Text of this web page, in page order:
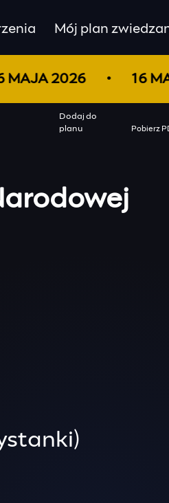
Mój plan
16 MAJA 2026 16
Dodaj do
planu
Pobierz